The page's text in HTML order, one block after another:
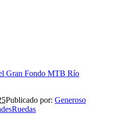
Publicado por: Generoso
Ruedas